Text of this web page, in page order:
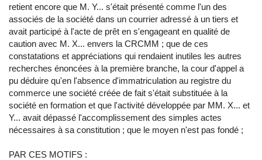
retient encore que M. Y... s'était présenté comme l'un des
associés de la société dans un courrier adressé à un tiers et
avait participé à l'acte de prêt en s'engageant en qualité de
caution avec M. X... envers la CRCMM ; que de ces
constatations et appréciations qui rendaient inutiles les autres
recherches énoncées à la première branche, la cour d'appel a
pu déduire qu'en l'absence d'immatriculation au registre du
commerce une société créée de fait s'était substituée à la
société en formation et que l'activité développée par MM. X... et
Y... avait dépassé l'accomplissement des simples actes
nécessaires à sa constitution ; que le moyen n'est pas fondé ;
PAR CES MOTIFS :